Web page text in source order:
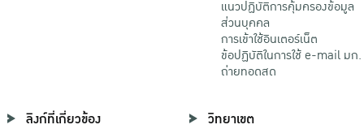
แนวปฏิบัติการคุ้มครองข้อมูล
ส่วนบุคคล
การเข้าใช้อินเตอร์เน็ต
ข้อปฏิบัติในการใช้ e-mail มก.
ถ่ายทอดสด
ลิงก์ที่เกี่ยวข้อง วิทยาเขต